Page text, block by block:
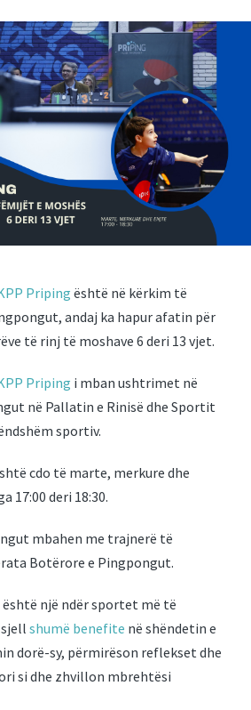
Priping është në kërkim të
andaj ka hapur afatin për
të rinj të moshave 6 deri 13 vjet.
Priping i mban ushtrimet në
në Pallatin e Rinisë dhe Sportit
sportiv.
cdo të marte, merkure dhe
17:00 deri 18:30.
mbahen me trajnerë të
Botërore e Pingpongut.
një ndër sportet më të
shumë benefite në shëndetin e
dorë-sy, përmirëson reflekset dhe
si dhe zhvillon mbrehtësi